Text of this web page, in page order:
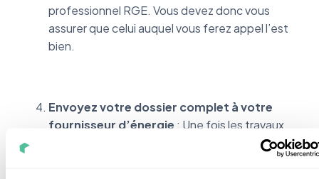
professionnel RGE. Vous devez donc vous
assurer que celui auquel vous ferez appel l’est
bien.
Envoyez votre dossier complet à votre
fournisseur d’énergie : Une fois les travaux
effectués, vous avez 10 mois pour envoyer
toutes les pièces justificatives (devis, facture,